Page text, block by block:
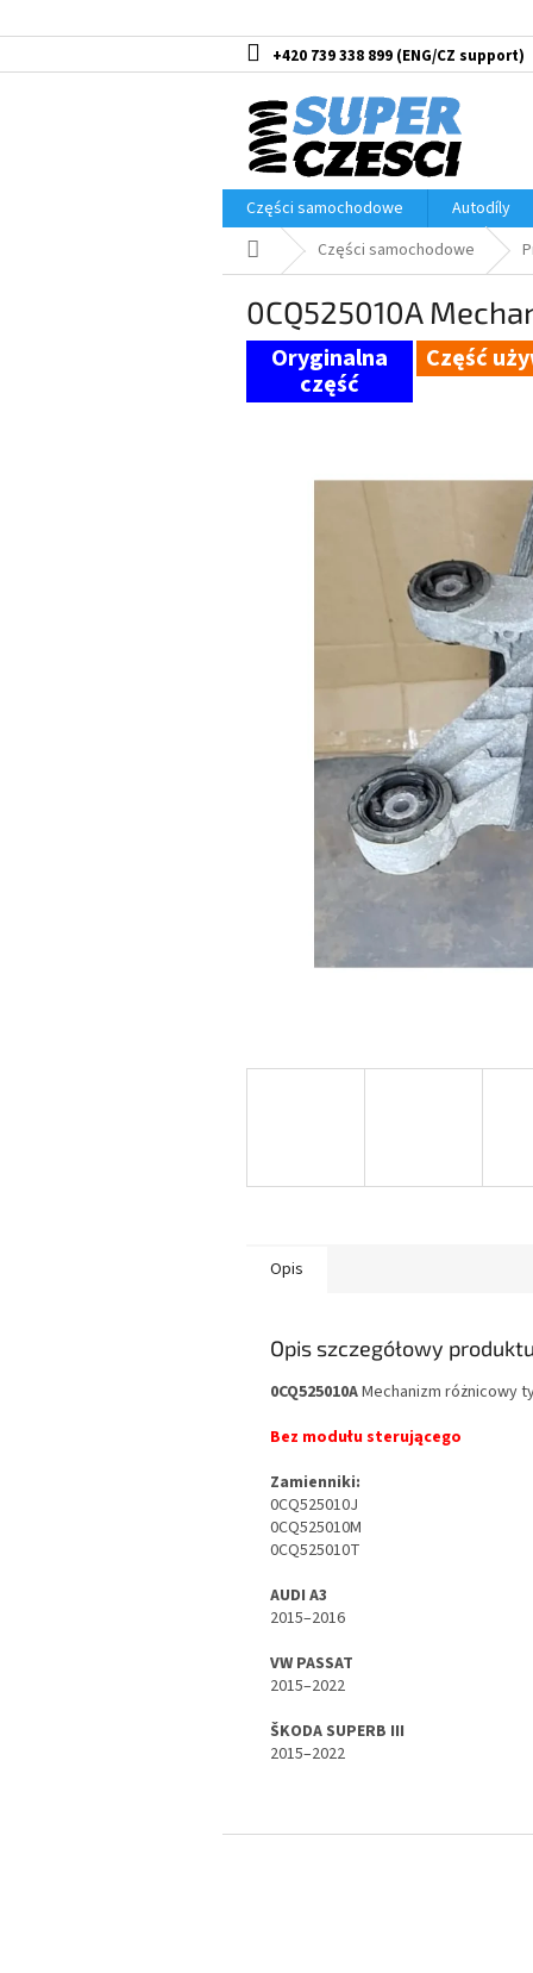
do
+420 739 338 899
Części samochodowe
Autodíly
Home Części samochodowe
0CQ525010A
Część
Opis
Opis szczegółowy
0CQ525010AMechanizm różnicowy
Bez modułu sterującego
Zamienniki:
0CQ525010J
0CQ525010M
0CQ525010T
AUDI A3
2015–2016
VW PASSAT
2015–2022
ŠKODA SUPERB III
2015–2022